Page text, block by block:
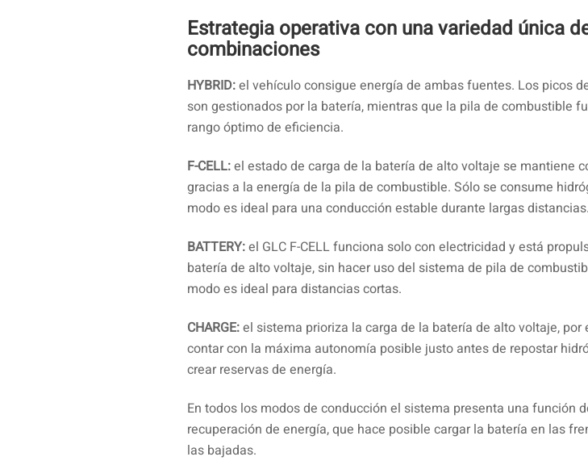
Estrategia operativa con una variedad única
combinaciones
HYBRID:el vehículo consigue energía de ambas fuentes. Los picos
son gestionados por la batería, mientras que la pila de combustible
rango óptimo de eficiencia.
F-CELL:el estado de carga de la batería de alto voltaje se mantiene
gracias a la energía de la pila de combustible. Sólo se consume
modo es ideal para una conducción estable durante largas distancias.
BATTERY:el GLC F-CELL funciona solo con electricidad y está
batería de alto voltaje, sin hacer uso del sistema de pila de
modo es ideal para distancias cortas.
CHARGE:el sistema prioriza la carga de la batería de alto voltaje, por
contar con la máxima autonomía posible justo antes de repostar
crear reservas de energía.
En todos los modos de conducción el sistema presenta una función
recuperación de energía, que hace posible cargar la batería en las
las bajadas.